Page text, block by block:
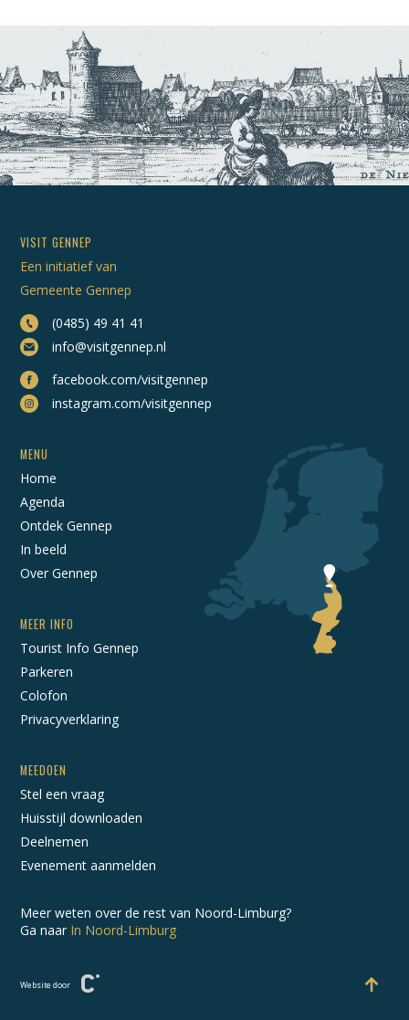
VISIT GENNEP
Een initiatief van
Gemeente Gennep
(0485) 49 41 41
info@visitgennep.nl
facebook.com/visitgennep
instagram.com/visitgennep
MENU
Home
Agenda
Ontdek Gennep
In beeld
Over Gennep
MEER INFO
Tourist Info Gennep
Parkeren
Colofon
Privacyverklaring
MEEDOEN
Stel een vraag
Huisstijl downloaden
Deelnemen
Evenement aanmelden
Meer weten over de rest van Noord-Limburg?
Ga naar In Noord-Limburg
Website door